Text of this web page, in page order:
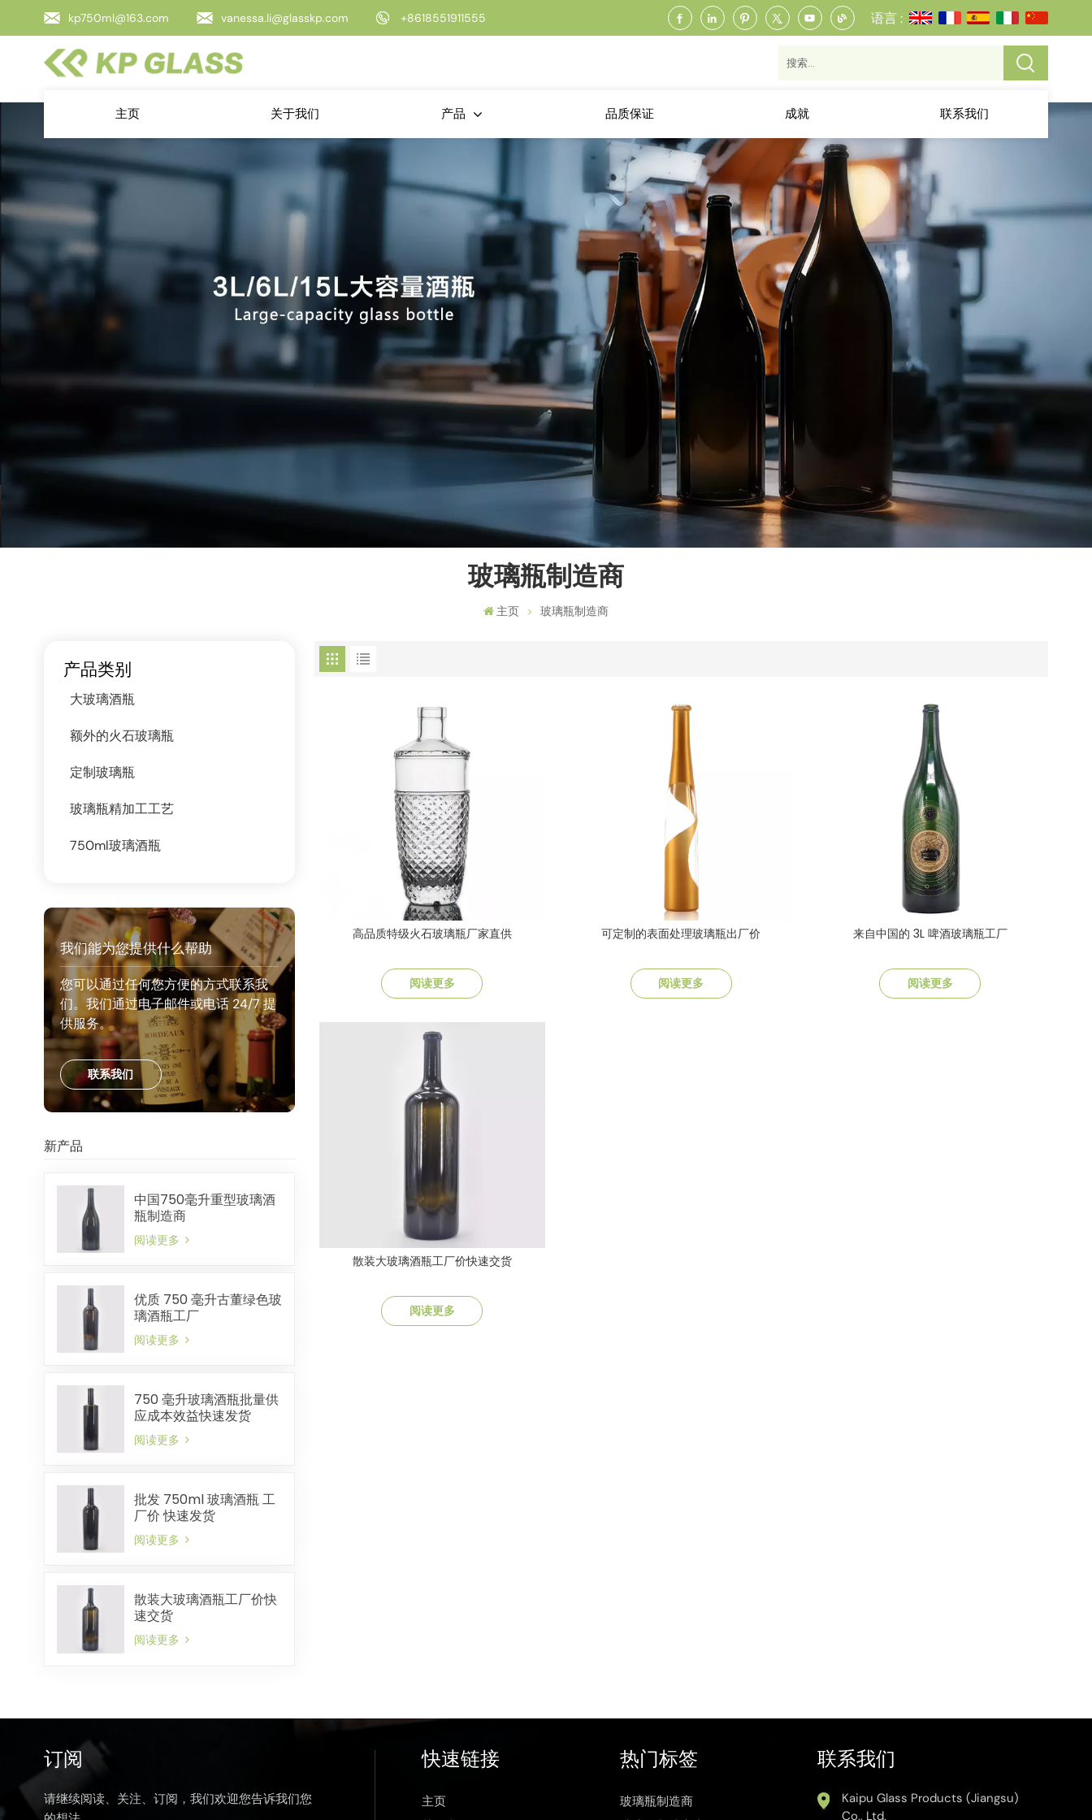
kp750ml@163.com vanessa.li@glasskp.com +8618551911555 语言 :
主页 关于我们 产品 品质保证 成就 联系我们
玻璃瓶制造商
主页 玻璃瓶制造商
产品类别
大玻璃酒瓶
额外的火石玻璃瓶
定制玻璃瓶
玻璃瓶精加工工艺
750ml玻璃酒瓶
我们能为您提供什么帮助
您可以通过任何您方便的方式联系我
们。我们通过电子邮件或电话 24/7 提
供服务。
联系我们
新产品
中国750毫升重型玻璃酒
瓶制造商
阅读更多
优质 750 毫升古董绿色玻
璃酒瓶工厂
阅读更多
750 毫升玻璃酒瓶批量供
应成本效益快速发货
阅读更多
批发 750ml 玻璃酒瓶 工
厂价 快速发货
阅读更多
散装大玻璃酒瓶工厂价快
速交货
阅读更多
高品质特级火石玻璃瓶厂家直供
阅读更多
可定制的表面处理玻璃瓶出厂价
阅读更多
来自中国的 3L 啤酒玻璃瓶工厂
阅读更多
散装大玻璃酒瓶工厂价快速交货
阅读更多
订阅
请继续阅读、关注、订阅，我们欢迎您告诉我们您
快速链接
主页
热门标签
玻璃瓶制造商
联系我们
Kaipu Glass Products (Jiangsu)
Co., Ltd.